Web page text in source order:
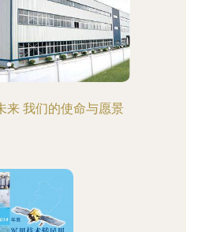
来 我们的使命与愿景